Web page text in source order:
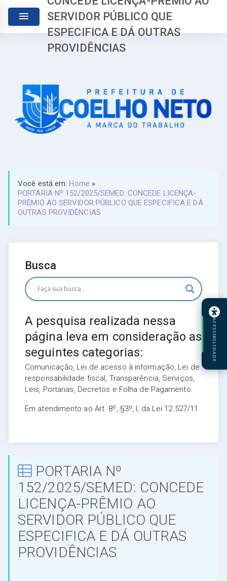
SERVIDOR PÚBLICO QUE
ESPECIFICA E DÁ OUTRAS
PROVIDÊNCIAS
Você está em:Home »
PORTARIA Nº 152/2025/SEMED: CONCEDE LICENÇA-
PRÊMIO AO SERVIDOR PÚBLICO QUE ESPECIFICA E DÁ
OUTRAS PROVIDÊNCIAS
Busca
A pesquisa realizada nessa
página leva em consideração as
seguintes categorias:
Comunicação, Lei de acesso à informação, Lei de
responsabilidade fiscal, Transparência, Serviços,
Leis, Portarias, Decretos e Folha de Pagamento.
Em atendimento ao Art. 8º, §3º, I, da Lei 12.527/11
PORTARIA Nº
152/2025/SEMED: CONCEDE
LICENÇA-PRÊMIO AO
SERVIDOR PÚBLICO QUE
ESPECIFICA E DÁ OUTRAS
PROVIDÊNCIAS
ACESSIBILIDADE